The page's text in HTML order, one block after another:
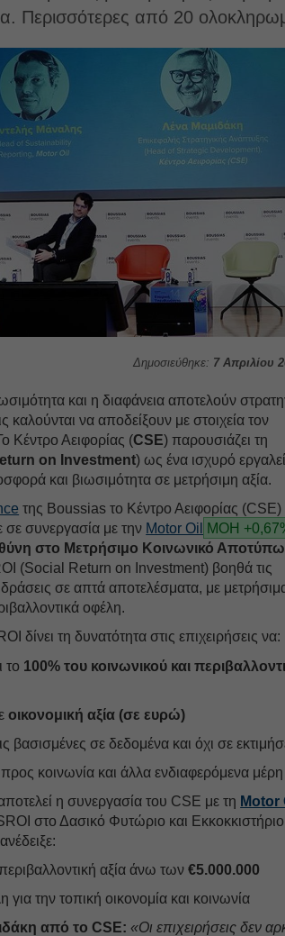
Περισσότερες από 20
Δημοσιεύθηκε: 7 Απριλίου
και η διαφάνεια αποτελούν
καλούνται να αποδείξουν με στοιχεία τον
Κέντρο Αειφορίας (CSE) παρουσιάζει τη
on Investment) ως ένα ισχυρό
και βιωσιμότητα σε μετρήσιμη αξία.
της Boussias το Κέντρο Αειφορίας (CSE)
συνεργασία με την Motor Oil ΜΟΗ
στο Μετρήσιμο Κοινωνικό
(Social Return on Investment) βοηθά τις
σε απτά αποτελέσματα, με
οφέλη.
δίνει τη δυνατότητα στις επιχειρήσεις να:
το 100% του κοινωνικού και
οικονομική αξία (σε ευρώ)
σε δεδομένα και όχι σε
κοινωνία και άλλα ενδιαφερόμενα μέρη
η συνεργασία του CSE με τη Motor
στο Δασικό Φυτώριο και Εκκοκκιστήριο
αξία άνω των €5.000.000
την τοπική οικονομία και κοινωνία
από το CSE: «Οι επιχειρήσεις δεν